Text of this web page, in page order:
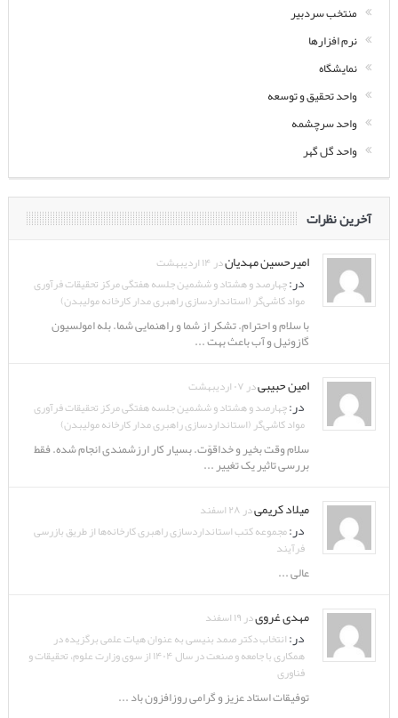
منتخب سردبیر
نرم افزارها
نمایشگاه
واحد تحقیق و توسعه
واحد سرچشمه
واحد گل گهر
آخرین نظرات
امیرحسین مهدیاندر ۱۴ اردیبهشت
در:چهارصد و هشتاد و ششمین جلسه هفتگی مرکز تحقیقات فرآوری
مواد کاشی‌گر (استانداردسازی راهبری مدار کارخانه مولیبدن)
با سلام و احترام. تشکر از شما و راهنمایی شما. بله امولسیون
گازوئیل و آب باعث بهت ...
امین حبیبیدر ۰۷ اردیبهشت
در:چهارصد و هشتاد و ششمین جلسه هفتگی مرکز تحقیقات فرآوری
مواد کاشی‌گر (استانداردسازی راهبری مدار کارخانه مولیبدن)
سلام وقت بخیر و خداقوّت. بسیار کار ارزشمندی انجام شده. فقط
بررسی تاثیر یک تغییر ...
میلاد کریمیدر ۲۸ اسفند
در:مجموعه کتب استانداردسازی راهبری کارخانه‌ها از طریق بازرسی
فرآیند
عالی ...
مهدی غرویدر ۱۹ اسفند
در:انتخاب دکتر صمد بنیسی به عنوان هیات علمی برگزیده در
همکاری با جامعه و صنعت در سال ۱۴۰۴ از سوی وزارت علوم، تحقیقات و
فناوری
توفیقات استاد عزیز و گرامی روزافزون باد ...